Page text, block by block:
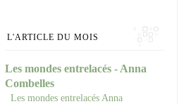
L'ARTICLE DU MOIS
Les mondes entrelacés - Anna
Combelles
Les mondes entrelacés Anna